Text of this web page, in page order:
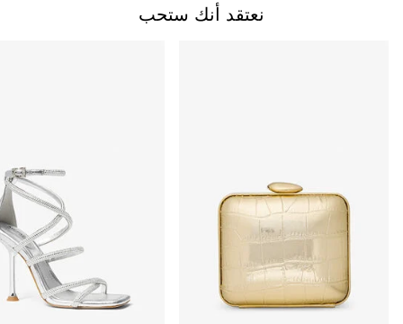
نعتقد أنك ستحب